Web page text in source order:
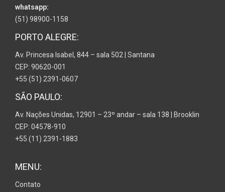
whatsapp:
(51) 98900-1158
PORTO ALEGRE:
Av. Princesa Isabel, 844 – sala 502 | Santana
CEP: 90620-001
+55 (51) 2391-0607
SÃO PAULO:
Av. Nações Unidas, 12901 – 23º andar – sala 138 | Brooklin
CEP: 04578-910
+55 (11) 2391-1883
MENU:
Contato